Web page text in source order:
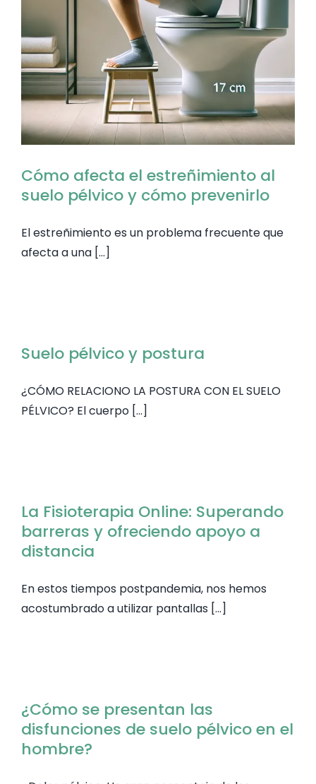
NUESTRA
Cómo afecta el estreñimiento al
suelo pélvico y cómo prevenirlo
El estreñimiento es un problema frecuente que
afecta a una [...]
Suelo pélvico y postura
¿CÓMO RELACIONO LA POSTURA CON EL SUELO
PÉLVICO? El cuerpo [...]
La Fisioterapia Online: Superando
barreras y ofreciendo apoyo a
distancia
En estos tiempos postpandemia, nos hemos
acostumbrado a utilizar pantallas [...]
¿Cómo se presentan las
disfunciones de suelo pélvico en el
hombre?